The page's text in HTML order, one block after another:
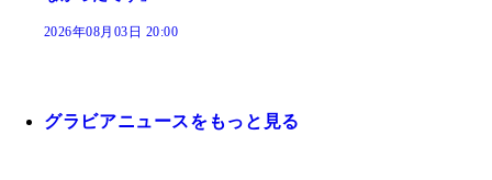
2026年08月03日 20:00
グラビアニュースをもっと見る